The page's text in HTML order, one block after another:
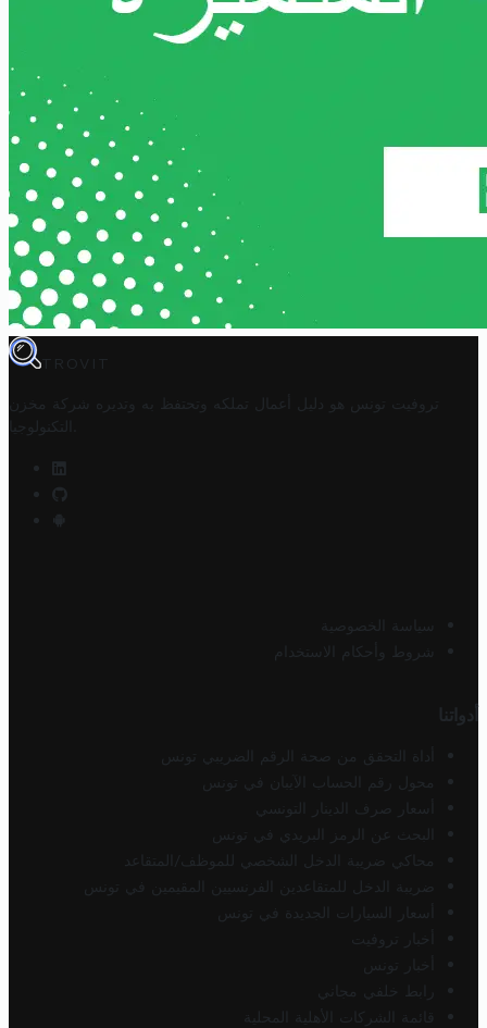
TROVIT
تروفيت تونس هو دليل أعمال تملكه وتحتفظ به وتديره
شركة مخزن
التكنولوجيا
سياسة الخصوصية
شروط وأحكام الاستخدام
أدواتنا
أداة التحقق من صحة الرقم الضريبي تونس
محول رقم الحساب الآيبان في تونس
أسعار صرف الدينار التونسي
البحث عن الرمز البريدي في تونس
محاكي ضريبة الدخل الشخصي للموظف/المتقاعد
ضريبة الدخل للمتقاعدين الفرنسيين المقيمين في تونس
أسعار السيارات الجديدة في تونس
أخبار تروفيت
أخبار تونس
رابط خلفي مجاني
قائمة الشركات الأهلية المحلية